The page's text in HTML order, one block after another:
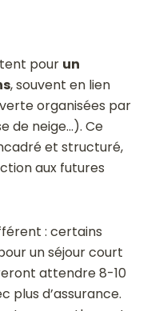
pour un
, souvent en lien
organisées par
de neige…). Ce
et structuré,
aux futures
: certains
un séjour court
attendre 8-10
plus d’assurance.